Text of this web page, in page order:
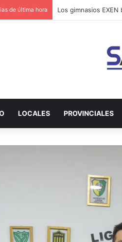
de última hora
LOCALES PROVINCIALES